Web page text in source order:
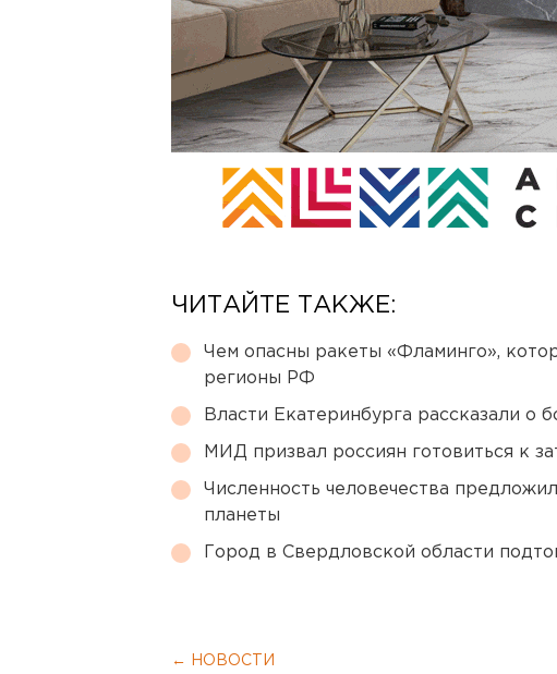
ЧИТАЙТЕ ТАКЖЕ:
Чем опасны ракеты «Фламинго»,
регионы РФ
Власти Екатеринбурга рассказали о
МИД призвал россиян готовиться к
Численность человечества
планеты
Город в Свердловской области
← НОВОСТИ